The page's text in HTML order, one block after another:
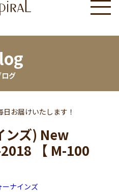
ログ
お届けいたします！
ンズ) New
【 M-100
ーナインズ